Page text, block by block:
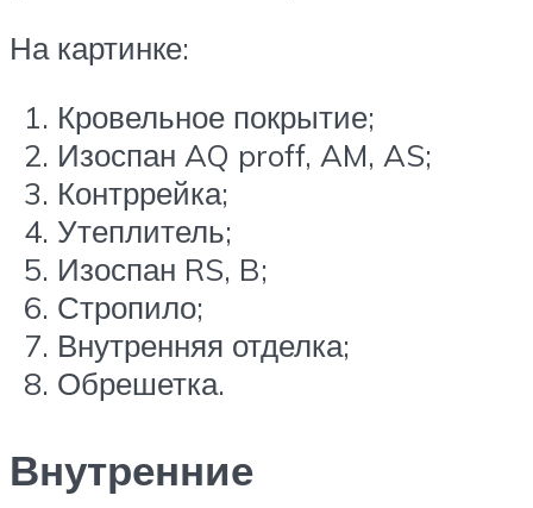
На картинке:
Кровельное покрытие;
Изоспан AQ proff, AM, AS;
Контррейка;
Утеплитель;
Изоспан RS, B;
Стропило;
Внутренняя отделка;
Обрешетка.
Внутренние